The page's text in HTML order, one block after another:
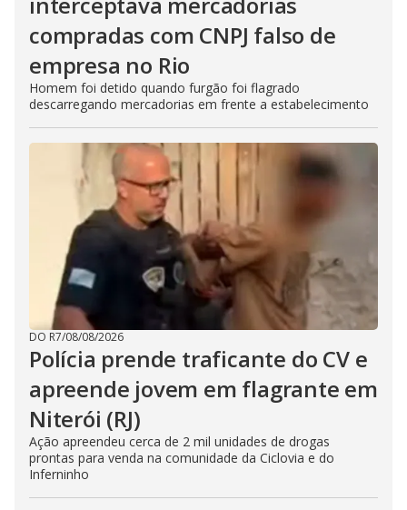
compradas com CNPJ falso de
empresa no Rio
Homem foi detido quando furgão foi flagrado
descarregando mercadorias em frente a estabelecimento
DO R7/08/08/2026
Polícia prende traficante do CV e
apreende jovem em flagrante em
Niterói (RJ)
Ação apreendeu cerca de 2 mil unidades de drogas
prontas para venda na comunidade da Ciclovia e do
Inferninho